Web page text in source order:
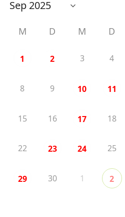
M D M D
1 2 3 4
8 9 10 11
15 16 17 18
22 23 24 25
29 30 1 2